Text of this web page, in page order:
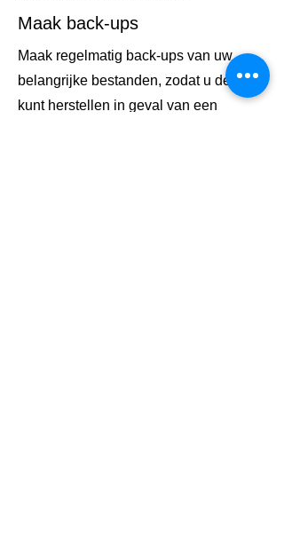
Maak back-ups
Maak regelmatig back-ups van uw
belangrijke bestanden, zodat u deze
kunt herstellen in geval van een